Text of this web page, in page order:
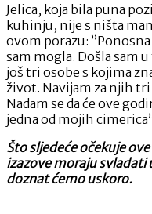
Jelica, koja bila puna
kuhinju, nije s ništa
ovom porazu:
sam mogla. Došla sam
još tri osobe s kojima
život. Navijam za njih tri
Nadam se da će ove
jedna od mojih
Što sljedeće očekuje
izazove moraju svladati
doznat ćemo uskoro.